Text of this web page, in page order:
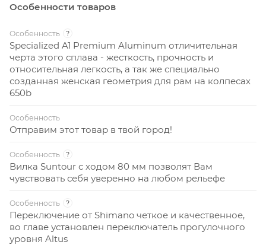
Особенности товаров
Особенность ?
Specialized A1 Premium Aluminum отличительная
черта этого сплава - жесткость, прочность и
относительная легкость, а так же специально
созданная женская геометрия для рам на колпесах
650b
Особенность
Отправим этот товар в твой город!
Особенность ?
Вилка Suntour с ходом 80 мм позволят Вам
чувствовать себя уверенно на любом рельефе
Особенность ?
Переключение от Shimano четкое и качественное,
во главе установлен переключатель прогулочного
уровня Altus